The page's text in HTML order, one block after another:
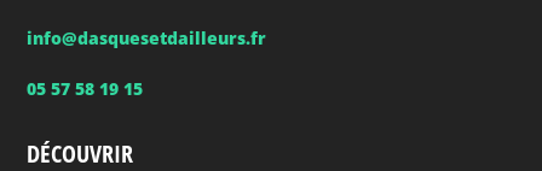
info@dasquesetdailleurs.fr
05 57 58 19 15
DÉCOUVRIR